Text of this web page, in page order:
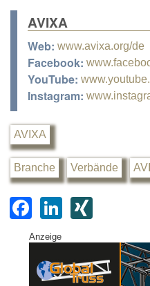
AVIXA
Web: www.avixa.org/de
Facebook:
YouTube:
Instagram:
AVIXA
Branche Verbände
F
a
c
e
Li
k
e
G
Anzeige